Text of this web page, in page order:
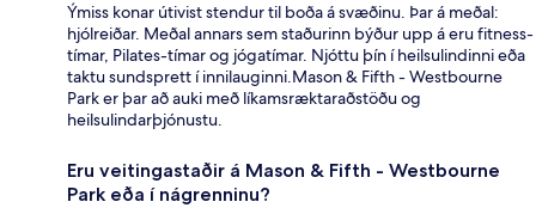
Ýmiss konar útivist stendur til boða á svæðinu. Þar á meðal:
hjólreiðar. Meðal annars sem staðurinn býður upp á eru fitness-
tímar, Pilates-tímar og jógatímar. Njóttu þín í heilsulindinni eða
taktu sundsprett í innilauginni.Mason & Fifth - Westbourne
Park er þar að auki með líkamsræktaraðstöðu og
heilsulindarþjónustu.
Eru veitingastaðir á Mason & Fifth - Westbourne
Park eða í nágrenninu?